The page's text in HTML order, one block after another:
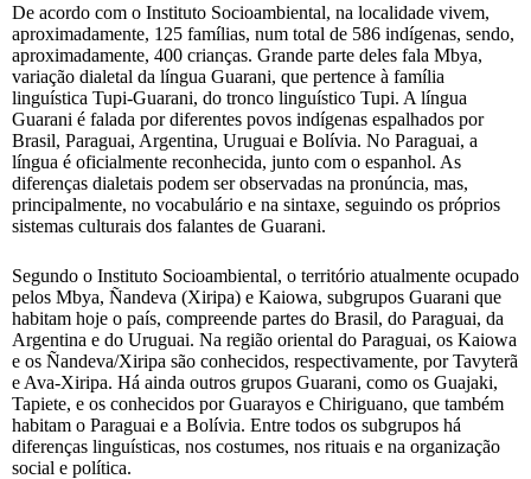
De acordo com o Instituto Socioambiental, na localidade vivem,
aproximadamente, 125 famílias, num total de 586 indígenas, sendo,
aproximadamente, 400 crianças. Grande parte deles fala Mbya,
variação dialetal da língua Guarani, que pertence à família
linguística Tupi-Guarani, do tronco linguístico Tupi. A língua
Guarani é falada por diferentes povos indígenas espalhados por
Brasil, Paraguai, Argentina, Uruguai e Bolívia. No Paraguai, a
língua é oficialmente reconhecida, junto com o espanhol. As
diferenças dialetais podem ser observadas na pronúncia, mas,
principalmente, no vocabulário e na sintaxe, seguindo os próprios
sistemas culturais dos falantes de Guarani.
Segundo o Instituto Socioambiental, o território atualmente ocupado
pelos Mbya, Ñandeva (Xiripa) e Kaiowa, subgrupos Guarani que
habitam hoje o país, compreende partes do Brasil, do Paraguai, da
Argentina e do Uruguai. Na região oriental do Paraguai, os Kaiowa
e os Ñandeva/Xiripa são conhecidos, respectivamente, por Tavyterã
e Ava-Xiripa. Há ainda outros grupos Guarani, como os Guajaki,
Tapiete, e os conhecidos por Guarayos e Chiriguano, que também
habitam o Paraguai e a Bolívia. Entre todos os subgrupos há
diferenças linguísticas, nos costumes, nos rituais e na organização
social e política.